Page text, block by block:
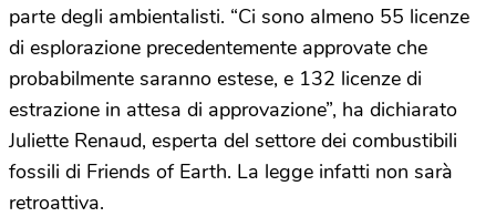
parte degli ambientalisti. “Ci sono almeno 55 licenze
di esplorazione precedentemente approvate che
probabilmente saranno estese, e 132 licenze di
estrazione in attesa di approvazione”, ha dichiarato
Juliette Renaud, esperta del settore dei combustibili
fossili di Friends of Earth. La legge infatti non sarà
retroattiva.